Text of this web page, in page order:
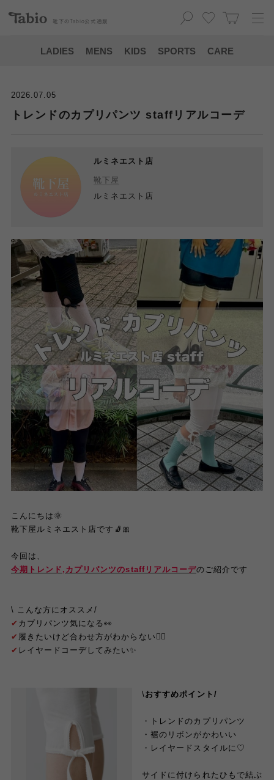
靴下の Tabio 公式通販
LADIES MENS KIDS SPORTS CARE
2026.07.05
トレンドのカプリパンツ staffリアルコーデ
ルミネエスト店
靴下屋
ルミネエスト店
こんにちは🌞
靴下屋ルミネエスト店です🧦🎀
今回は、
今期トレンド,カプリパンツのstaffリアルコーデのご紹介です
\ こんな方にオススメ/
✔︎ カプリパンツ気になる👀
✔︎ 履きたいけど合わせ方がわからない🤦‍♀️
✔︎ レイヤードコーデしてみたい✨
\ おすすめポイント /
・トレンドのカプリパンツ
・裾のリボンがかわいい
・レイヤードスタイルに♡
サイドに付けられたひもで結ぶ